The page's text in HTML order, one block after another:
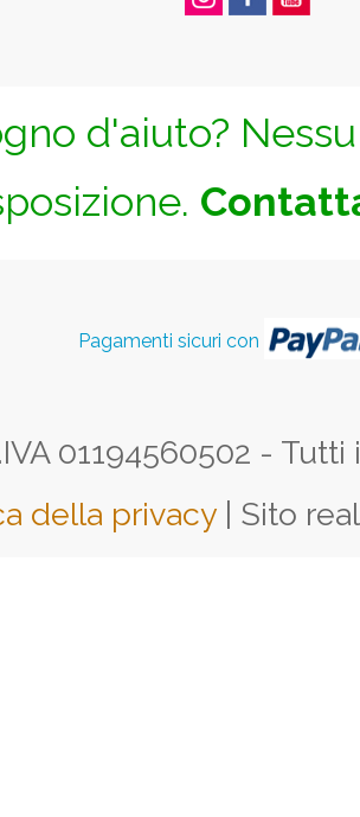
d'aiuto?
Pagamenti sicuri con
01194560502 -
della privacy | Sito